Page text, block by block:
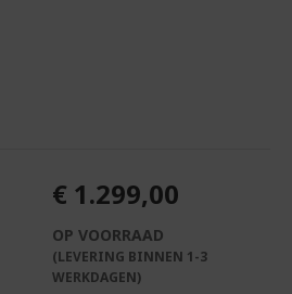
€ 1.299,00
OP VOORRAAD
(LEVERING BINNEN 1-3
WERKDAGEN)